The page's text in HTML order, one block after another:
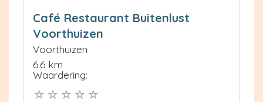
Café Restaurant Buitenlust
Voorthuizen
Voorthuizen
6.6 km
Waardering: